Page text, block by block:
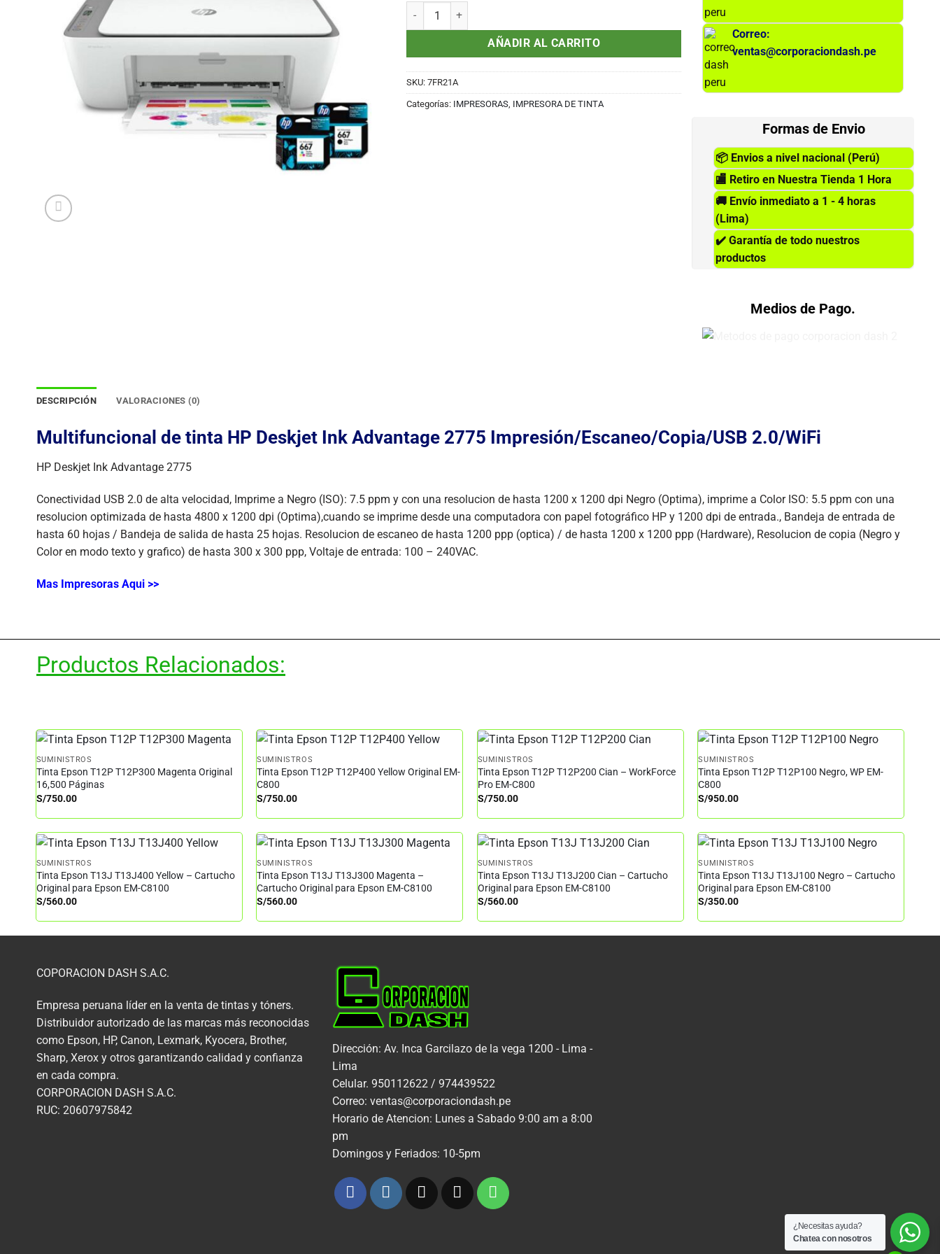
Multifuncional de tinta HP Deskjet Ink Advantage 2775 cantidad
AÑADIR AL CARRITO
SKU:7FR21A
Categorías: IMPRESORAS, IMPRESORA DE TINTA
Correo:
ventas@corporaciondash.pe
Formas de Envio
📦 Envios a nivel nacional (Perú)
🏬 Retiro en Nuestra Tienda 1 Hora
🚚 Envío inmediato a 1 - 4 horas
(Lima)
✔️ Garantía de todo nuestros
productos
Medios de Pago.
DESCRIPCIÓN VALORACIONES (0)
Multifuncional de tinta HP Deskjet Ink Advantage 2775 Impresión/Escaneo/Copia/USB 2.0/WiFi
HP Deskjet Ink Advantage 2775
Conectividad USB 2.0 de alta velocidad, Imprime a Negro (ISO): 7.5 ppm y con una resolucion de hasta 1200 x 1200 dpi Negro (Optima), imprime a Color ISO: 5.5 ppm con una
resolucion optimizada de hasta 4800 x 1200 dpi (Optima),cuando se imprime desde una computadora con papel fotográfico HP y 1200 dpi de entrada., Bandeja de entrada de
hasta 60 hojas / Bandeja de salida de hasta 25 hojas. Resolucion de escaneo de hasta 1200 ppp (optica) / de hasta 1200 x 1200 ppp (Hardware), Resolucion de copia (Negro y
Color en modo texto y grafico) de hasta 300 x 300 ppp, Voltaje de entrada: 100 – 240VAC.
Mas Impresoras Aqui >>
Productos Relacionados:
SUMINISTROS
Tinta Epson T12P T12P300 Magenta Original
16,500 Páginas
S/750.00
SUMINISTROS
Tinta Epson T12P T12P400 Yellow Original EM-
C800
S/750.00
SUMINISTROS
Tinta Epson T12P T12P200 Cian – WorkForce
Pro EM-C800
S/750.00
SUMINISTROS
Tinta Epson T12P T12P100 Negro, WP EM-
C800
S/950.00
SUMINISTROS
Tinta Epson T13J T13J400 Yellow – Cartucho
Original para Epson EM-C8100
S/560.00
SUMINISTROS
Tinta Epson T13J T13J300 Magenta –
Cartucho Original para Epson EM-C8100
S/560.00
SUMINISTROS
Tinta Epson T13J T13J200 Cian – Cartucho
Original para Epson EM-C8100
S/560.00
SUMINISTROS
Tinta Epson T13J T13J100 Negro – Cartucho
Original para Epson EM-C8100
S/350.00
COPORACION DASH S.A.C.
Empresa peruana líder en la venta de tintas y tóners.
Distribuidor autorizado de las marcas más reconocidas
como Epson, HP, Canon, Lexmark, Kyocera, Brother,
Sharp, Xerox y otros garantizando calidad y confianza
en cada compra.
CORPORACION DASH S.A.C.
RUC: 20607975842
Dirección: Av. Inca Garcilazo de la vega 1200 - Lima -
Lima
Celular. 950112622 / 974439522
Correo: ventas@corporaciondash.pe
Horario de Atencion: Lunes a Sabado 9:00 am a 8:00
pm
Domingos y Feriados: 10-5pm
¿Necesitas ayuda?
Chatea con nosotros